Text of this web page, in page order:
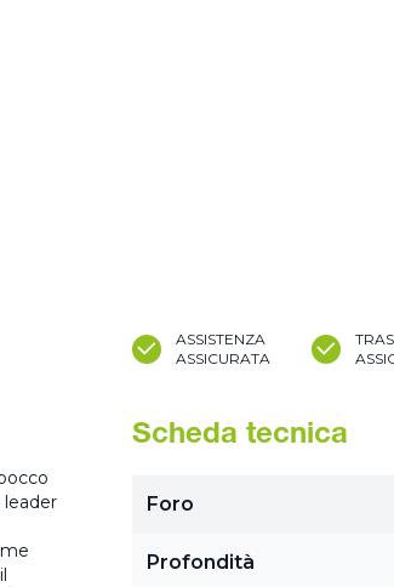
ASSISTENZA
ASSICURATA
leader
Scheda tecnica
Foro
Profondità